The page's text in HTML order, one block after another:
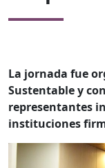
La jornada fue
Sustentable y
representantes
instituciones